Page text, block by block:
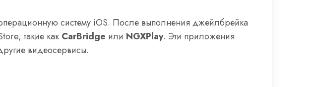
систему iOS. После выполнения джейлбрейка
такие как CarBridge или NGXPlay. Эти приложения
видеосервисы.